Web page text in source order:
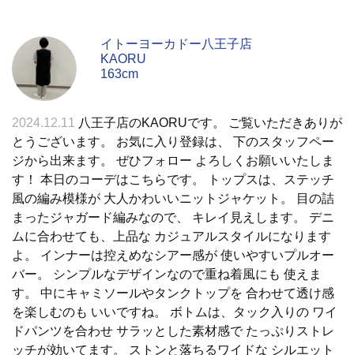
イトーヨーカドー八王子店
KAORU
163cm
2024.12.11 八王子店のKAORUです。 ご覧いただきありが
とうございます。 お気に入り登録は、 下のスタッフペー
ジから出来ます。 ぜひフォロー よろしくお願いいたしま
す！ 本日のコーデはこちらです。 トップスは、ステッチ
風の編み模様が 大人かわいいニットジャケット。 目の詰
まったジャガード編みなので、 キレイ見えします。 デニ
ムに合わせても、上品な カジュアルスタイルになります
よ。 インナーは控えめなシアー感が 使いやすいプルオー
バー。 シンプルなデザインなので重ね着風にも 使えま
す。 中にキャミソールやタンクトップを 合わせて透け感
を楽しむのも いいですね。 ボトムは、タック入りの ワイ
ドパンツを合わせ サラッとした素材感で たっぷりストレ
ッチが効いてます。 ストンと落ちるワイドな シルエット